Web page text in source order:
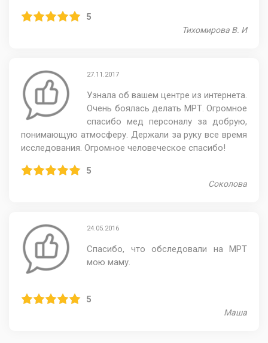
5
Тихомирова В. И
27.11.2017
Узнала об вашем центре из интернета.
Очень боялась делать МРТ. Огромное
спасибо мед персоналу за добрую,
понимающую атмосферу. Держали за руку все время
исследования. Огромное человеческое спасибо!
5
Соколова
24.05.2016
Спасибо, что обследовали на МРТ
мою маму.
5
Маша